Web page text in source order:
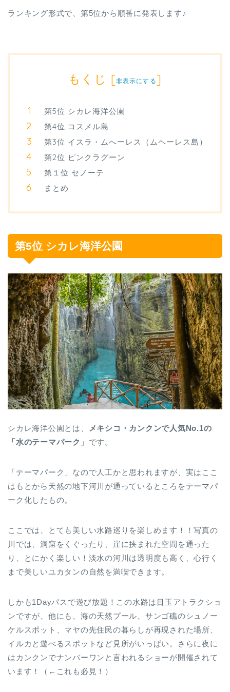
ランキング形式で、第5位から順番に発表します♪
もくじ [非表示にする]
第5位 シカレ海洋公園
第4位 コスメル島
第3位 イスラ・ムへーレス（ムヘーレス島）
第2位 ピンクラグーン
第１位 セノーテ
まとめ
第5位 シカレ海洋公園
シカレ海洋公園とは、
メキシコ・カンクンで人気No.1の
「水のテーマパーク」 です。
「テーマパーク」なので人工かと思われますが、実はここ
はもとから天然の地下河川が通っているところをテーマパ
ーク化したもの。
ここでは、とても美しい水路巡りを楽しめます！！写真の
川では、洞窟をくぐったり、崖に挟まれた空間を通った
り、とにかく楽しい！淡水の河川は透明度も高く、心行く
まで美しいユカタンの自然を満喫できます。
しかも1Dayパスで遊び放題！この水路は目玉アトラクショ
ンですが、他にも、海の天然プール、サンゴ礁のシュノー
ケルスポット、マヤの先住民の暮らしが再現された場所、
イルカと遊べるスポットなど見所がいっぱい。さらに夜に
はカンクンでナンバーワンと言われるショーが開催されて
います！（←これも必見！）